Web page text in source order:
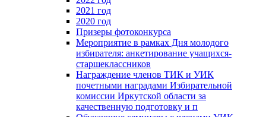
2021 год
2020 год
Призеры фотоконкурса
Мероприятие в рамках Дня молодого
избирателя: анкетирование учащихся-
старшеклассников
Награждение членов ТИК и УИК
почетными наградами Избирательной
комиссии Иркутской области за
качественную подготовку и п